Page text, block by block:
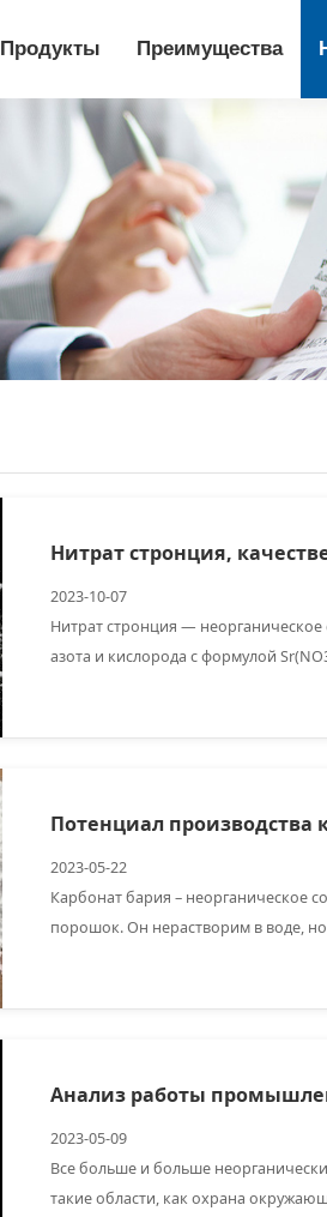
Продукты Преимущества
Нитрат стронция,
2023-10-07
Нитрат стронция —
азота и кислорода с формулой
2023-05-22
Карбонат бария – неорганическое
порошок. Он нерастворим в воде,
2023-05-09
Все больше и больше
такие области, как охрана